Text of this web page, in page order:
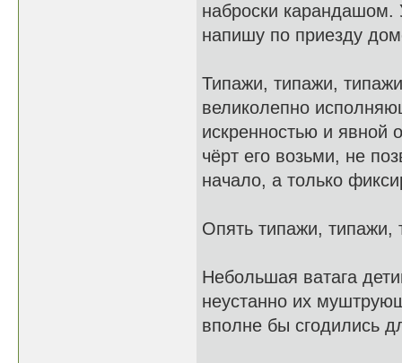
наброски карандашом.
напишу по приезду
Типажи, типажи,
великолепно
искренностью и явной
чёрт его возьми, не
начало, а только
Опять типажи, типажи,
Небольшая ватага
неустанно их
вполне бы сгодились